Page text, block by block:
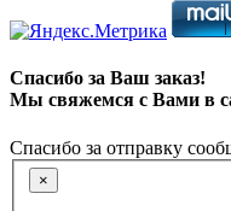
Спасибо за Ваш заказ!
Мы свяжемся с Вами в
Спасибо за отправку
×